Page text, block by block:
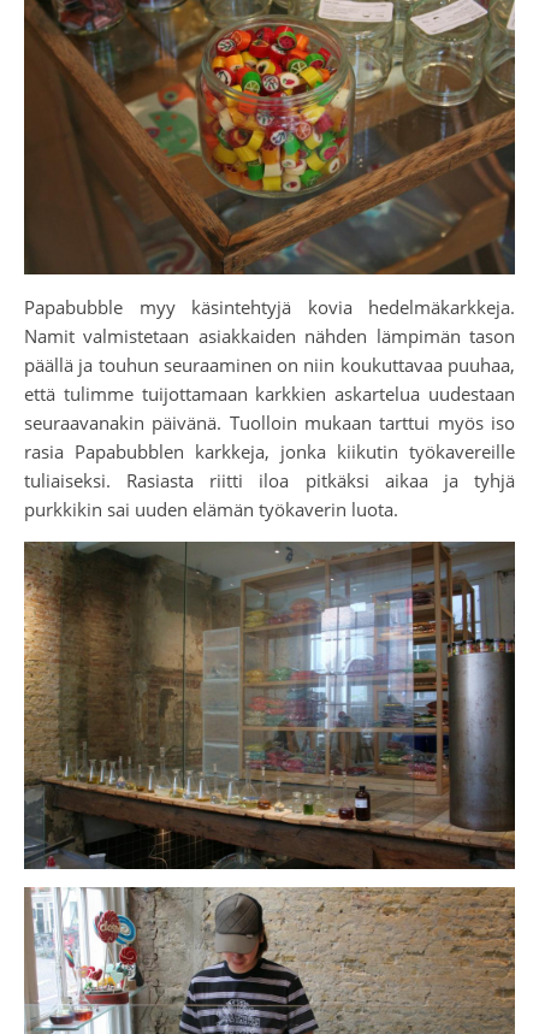
Papabubble myy käsintehtyjä kovia hedelmäkarkkeja.
Namit valmistetaan asiakkaiden nähden lämpimän tason
päällä ja touhun seuraaminen on niin koukuttavaa puuhaa,
että tulimme tuijottamaan karkkien askartelua uudestaan
seuraavanakin päivänä. Tuolloin mukaan tarttui myös iso
rasia Papabubblen karkkeja, jonka kiikutin työkavereille
tuliaiseksi. Rasiasta riitti iloa pitkäksi aikaa ja tyhjä
purkkikin sai uuden elämän työkaverin luota.